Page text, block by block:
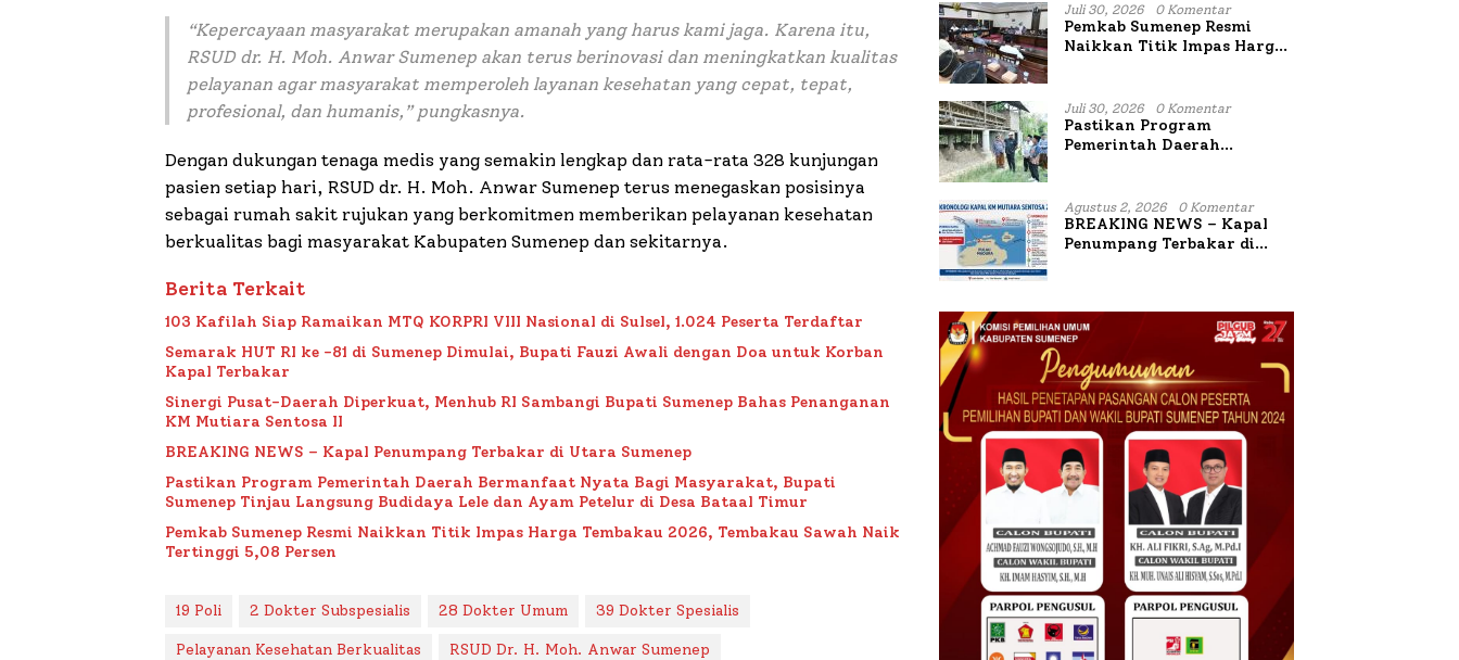
“Kepercayaan masyarakat merupakan amanah yang harus kami jaga. Karena itu,
RSUD dr. H. Moh. Anwar Sumenep akan terus berinovasi dan meningkatkan kualitas
pelayanan agar masyarakat memperoleh layanan kesehatan yang cepat, tepat,
profesional, dan humanis,” pungkasnya.
Dengan dukungan tenaga medis yang semakin lengkap dan rata-rata 328 kunjungan
pasien setiap hari, RSUD dr. H. Moh. Anwar Sumenep terus menegaskan posisinya
sebagai rumah sakit rujukan yang berkomitmen memberikan pelayanan kesehatan
berkualitas bagi masyarakat Kabupaten Sumenep dan sekitarnya.
Berita Terkait
103 Kafilah Siap Ramaikan MTQ KORPRI VIII Nasional di Sulsel, 1.024 Peserta Terdaftar
Semarak HUT RI ke -81 di Sumenep Dimulai, Bupati Fauzi Awali dengan Doa untuk Korban
Kapal Terbakar
Sinergi Pusat-Daerah Diperkuat, Menhub RI Sambangi Bupati Sumenep Bahas Penanganan
KM Mutiara Sentosa II
BREAKING NEWS – Kapal Penumpang Terbakar di Utara Sumenep
Pastikan Program Pemerintah Daerah Bermanfaat Nyata Bagi Masyarakat, Bupati
Sumenep Tinjau Langsung Budidaya Lele dan Ayam Petelur di Desa Bataal Timur
Pemkab Sumenep Resmi Naikkan Titik Impas Harga Tembakau 2026, Tembakau Sawah Naik
Tertinggi 5,08 Persen
19 Poli 2 Dokter Subspesialis 28 Dokter Umum 39 Dokter Spesialis
Pelayanan Kesehatan Berkualitas RSUD Dr. H. Moh. Anwar Sumenep
Juli 30, 2026 0 Komentar
Pemkab Sumenep Resmi
Naikkan Titik Impas Harga
Persen
Juli 30, 2026 0 Komentar
Pastikan Program
Pemerintah Daerah
Sumenep Tinjau Langsung
Budidaya Lele dan Ayam
Petelur di Desa Bataal Timur
Agustus 2, 2026 0 Komentar
BREAKING NEWS – Kapal
Penumpang Terbakar di